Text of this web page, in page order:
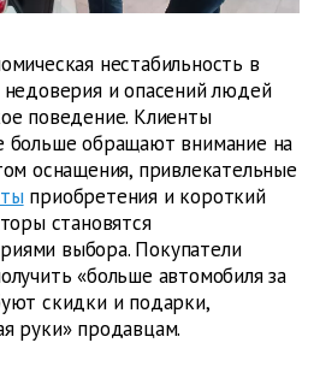
нестабильность в
и опасений людей
поведение. Клиенты
больше обращают внимание на
оснащения, привлекательные
приобретения и короткий
становятся
выбора. Покупатели
«больше автомобиля за
скидки и подарки,
руки» продавцам.